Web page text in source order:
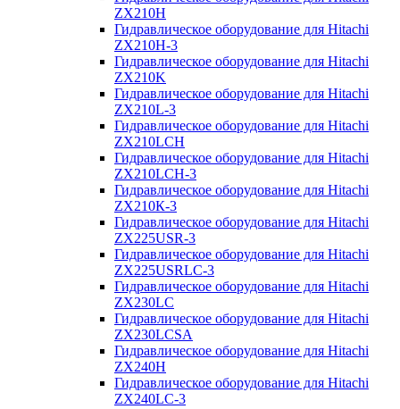
ZX210H
Гидравлическое оборудование для Hitachi
ZX210H-3
Гидравлическое оборудование для Hitachi
ZX210K
Гидравлическое оборудование для Hitachi
ZX210L-3
Гидравлическое оборудование для Hitachi
ZX210LCH
Гидравлическое оборудование для Hitachi
ZX210LCH-3
Гидравлическое оборудование для Hitachi
ZX210К-3
Гидравлическое оборудование для Hitachi
ZX225USR-3
Гидравлическое оборудование для Hitachi
ZX225USRLC-3
Гидравлическое оборудование для Hitachi
ZX230LC
Гидравлическое оборудование для Hitachi
ZX230LCSA
Гидравлическое оборудование для Hitachi
ZX240H
Гидравлическое оборудование для Hitachi
ZX240LC-3